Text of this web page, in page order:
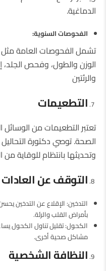
الدماغية.
الفحوصات السنوية:
تشمل الفحوصات العامة
الوزن والطول، وفحص الجلد،
والرئتين
التطعيمات
تعتبر التطعيمات من الوسائل
الصحة. توصي دكتورة
وتحديثها بانتظام للوقاية
التوقف عن
التدخين: الإقلاع عن التدخين
بأمراض القلب والرئة.
الكحول: تقليل تناول الكحول
مشاكل صحية أخرى.
النظافة الشخصية